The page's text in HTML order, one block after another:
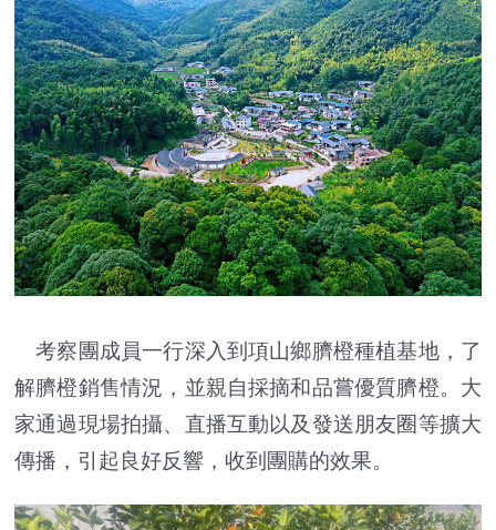
考察團成員一行深入到項山鄉臍橙種植基地，了
解臍橙銷售情況，並親自採摘和品嘗優質臍橙。大
家通過現場拍攝、直播互動以及發送朋友圈等擴大
傳播，引起良好反響，收到團購的效果。